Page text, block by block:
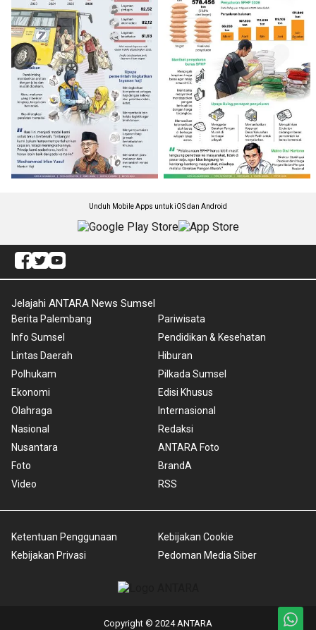
Unduh Mobile Apps untuk iOS dan Android
Jelajahi ANTARA News Sumsel
Berita Palembang
Info Sumsel
Lintas Daerah
Polhukam
Ekonomi
Olahraga
Nasional
Nusantara
Foto
Video
Pariwisata
Pendidikan & Kesehatan
Hiburan
Pilkada Sumsel
Edisi Khusus
Internasional
Redaksi
ANTARA Foto
BrandA
RSS
Ketentuan Penggunaan
Kebijakan Privasi
Kebijakan Cookie
Pedoman Media Siber
Copyright © 2024 ANTARA